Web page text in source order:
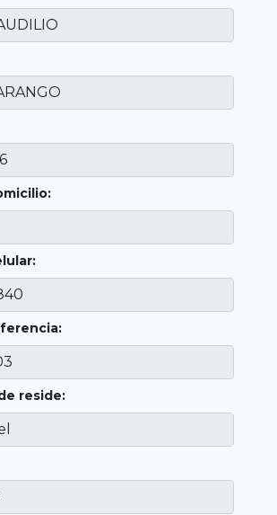
reside: